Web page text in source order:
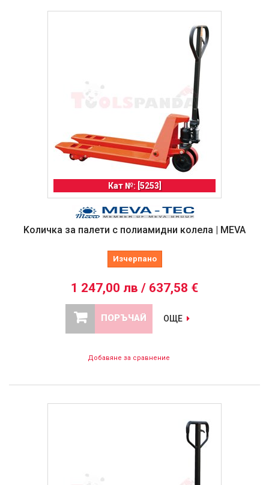
Кат №: [5253]
Koличка за палети с полиамидни колела | MEVA
Изчерпано
1 247,00 лв / 637,58 €
ПОРЪЧАЙ ОЩЕ
Добавяне за сравнение